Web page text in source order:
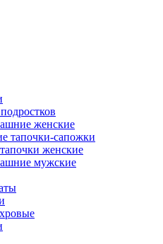
женские
тапочки-сапожки
женские
мужские